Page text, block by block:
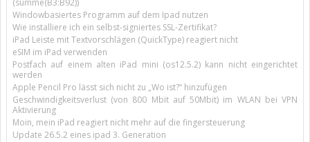
(summe(B3:B92))
Windowbasiertes Programm auf dem Ipad nutzen
Wie installiere ich ein selbst-signiertes SSL-Zertifikat?
iPad Leiste mit Textvorschlägen (QuickType) reagiert nicht
eSIM im iPad verwenden
Postfach auf einem alten iPad mini (os12.5.2) kann nicht eingerichtet
werden
Apple Pencil Pro lässt sich nicht zu „Wo ist?“ hinzufügen
Geschwindigkeitsverlust (von 800 Mbit auf 50Mbit) im WLAN bei VPN
Aktivierung
Moin, mein iPad reagiert nicht mehr auf die fingersteuerung
Update 26.5.2 eines ipad 3. Generation